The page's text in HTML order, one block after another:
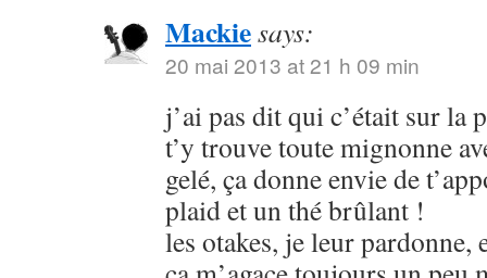
Mackiesays:
20 mai 2013 at 21 h 09 min
j’ai pas dit qui c’était sur la
t’y trouve toute mignonne
gelé, ça donne envie de
plaid et un thé brûlant !
les otakes, je leur